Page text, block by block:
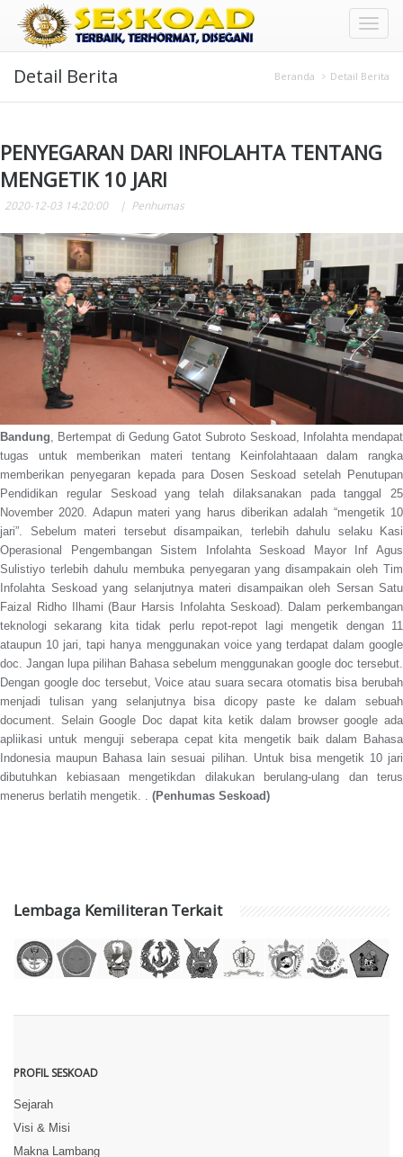
Toggle
Detail Berita Beranda Detail Berita
PENYEGARAN DARI INFOLAHTA TENTANG
MENGETIK 10 JARI
2020-12-03 14:20:00 Penhumas
Bandung , Bertempat di Gedung Gatot Subroto Seskoad, Infolahta mendapat
tugas untuk memberikan materi tentang Keinfolahtaaan dalam rangka
memberikan penyegaran kepada para Dosen Seskoad setelah Penutupan
Pendidikan regular Seskoad yang telah dilaksanakan pada tanggal 25
November 2020. Adapun materi yang harus diberikan adalah “mengetik 10
jari”. Sebelum materi tersebut disampaikan, terlebih dahulu selaku Kasi
Operasional Pengembangan Sistem Infolahta Seskoad Mayor Inf Agus
Sulistiyo terlebih dahulu membuka penyegaran yang disampakain oleh Tim
Infolahta Seskoad yang selanjutnya materi disampaikan oleh Sersan Satu
Faizal Ridho Ilhami (Baur Harsis Infolahta Seskoad). Dalam perkembangan
teknologi sekarang kita tidak perlu repot-repot lagi mengetik dengan 11
ataupun 10 jari, tapi hanya menggunakan voice yang terdapat dalam google
doc. Jangan lupa pilihan Bahasa sebelum menggunakan google doc tersebut.
Dengan google doc tersebut, Voice atau suara secara otomatis bisa berubah
menjadi tulisan yang selanjutnya bisa dicopy paste ke dalam sebuah
document. Selain Google Doc dapat kita ketik dalam browser google ada
apliikasi untuk menguji seberapa cepat kita mengetik baik dalam Bahasa
Indonesia maupun Bahasa lain sesuai pilihan. Untuk bisa mengetik 10 jari
dibutuhkan kebiasaan mengetikdan dilakukan berulang-ulang dan terus
menerus berlatih mengetik.
(Penhumas Seskoad)
Lembaga Kemiliteran Terkait
PROFIL SESKOAD
Sejarah
Visi & Misi
Makna Lambang